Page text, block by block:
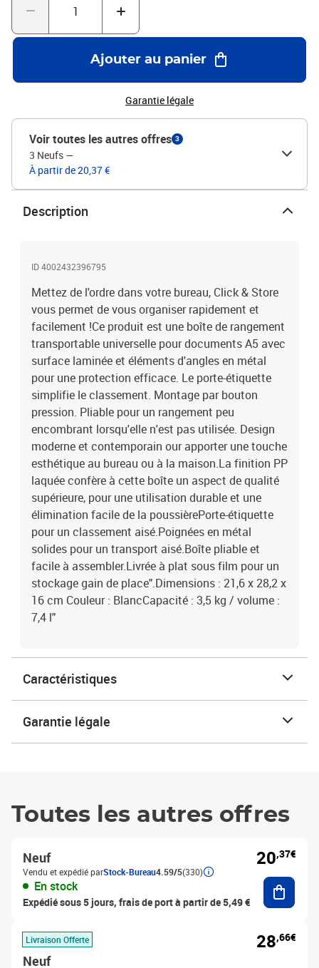
assembler.Livrée à plat sous film pour un stockage gain de
3,5 kg / volume : 7,4 l"
Ajouter au panier
Garantie légale
Voir toutes les autres offres 3
3 Neufs —
À partir de 20,37 €
Description
ID 4002432396795
Mettez de l'ordre dans votre bureau, Click & Store
vous permet de vous organiser rapidement et
facilement !Ce produit est une boîte de rangement
transportable universelle pour documents A5 avec
surface laminée et éléments d'angles en métal
pour une protection efficace. Le porte-étiquette
simplifie le classement. Montage par bouton
pression. Pliable pour un rangement peu
encombrant lorsqu'elle n'est pas utilisée. Design
moderne et contemporain our apporter une touche
esthétique au bureau ou à la maison.La finition PP
laquée confère à cette boîte un aspect de qualité
supérieure, pour une utilisation durable et une
élimination facile de la poussièrePorte-étiquette
pour un classement aisé.Poignées en métal
solides pour un transport aisé.Boîte pliable et
facile à assembler.Livrée à plat sous film pour un
stockage gain de place".Dimensions : 21,6 x 28,2 x
16 cm Couleur : BlancCapacité : 3,5 kg / volume :
7,4 l"
Caractéristiques
Garantie légale
Toutes les autres offres
Neuf
Vendu et expédié parStock-Bureau4.59/5(330)
En stock
Expédié sous 5 jours, frais de port à partir de 5,49 €
20,37€
Livraison Offerte
Neuf
28,66€